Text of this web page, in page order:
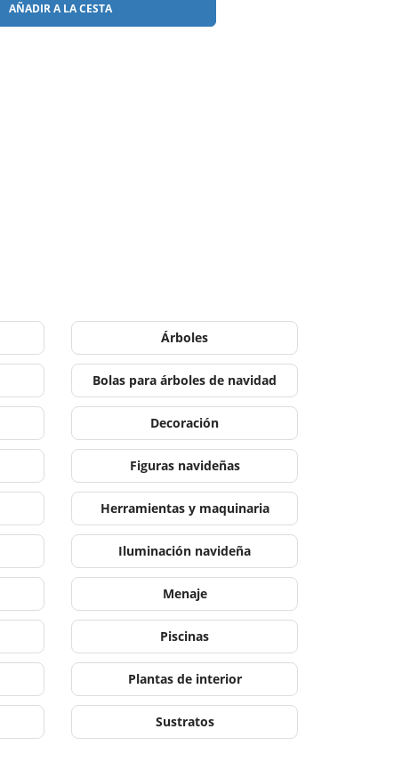
AÑADIR A LA CESTA
Árboles
Bolas para árboles de navidad
Decoración
Figuras navideñas
Herramientas y maquinaria
Iluminación navideña
Menaje
Piscinas
Plantas de interior
Sustratos